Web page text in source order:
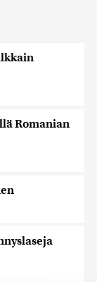
Romanian